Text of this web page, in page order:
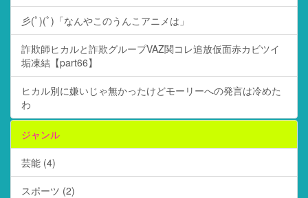
彡(ﾟ)(ﾟ)「なんやこのうんこアニメは」
詐欺師ヒカルと詐欺グループVAZ関コレ追放仮面赤カビツイ
垢凍結【part66】
ヒカル別に嫌いじゃ無かったけどモーリーへの発言は冷めた
わ
ジャンル
芸能 (4)
スポーツ (2)